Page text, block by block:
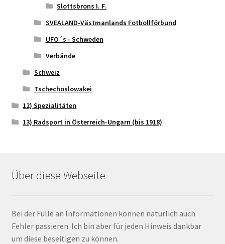
Slottsbrons I. F.
SVEALAND-Västmanlands Fotbollförbund
UFO´s - Schweden
Verbände
Schweiz
Tschechoslowakei
12) Spezialitäten
13) Radsport in Österreich-Ungarn (bis 1918)
Über diese Webseite
Bei der Fülle an Informationen können natürlich auch
Fehler passieren. Ich bin aber für jeden Hinweis dankbar
um diese beseitigen zu können.